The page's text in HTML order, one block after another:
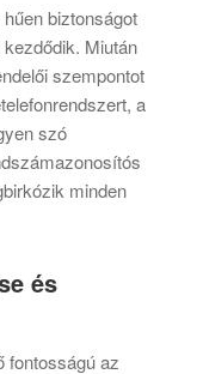
biztonságot
Miután
szempontot
a
szó
minden
és
fontosságú az